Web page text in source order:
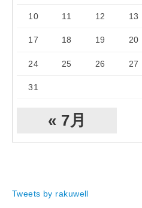
10 11 12 13
17 18 19 20
24 25 26 27
31
« 7月
Tweets by rakuwell